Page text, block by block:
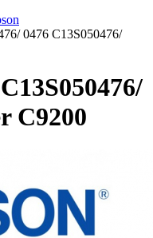
0476 C13S050476/
C9200